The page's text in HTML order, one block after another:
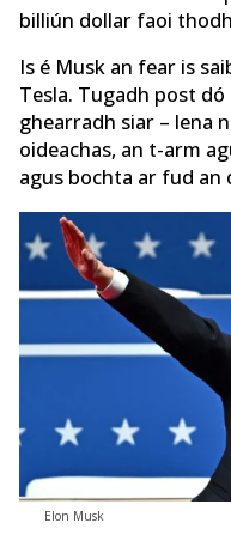
billiún dollar faoi
Is é Musk an fear is
Tesla. Tugadh post
ghearradh siar – lena
oideachas, an t-arm
agus bochta ar fud an
Elon Musk